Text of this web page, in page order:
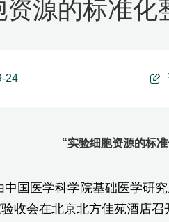
资源的标准
24
“实验细胞资源的标
医学科学院基础医学研究
收会在北京北方佳苑酒店召